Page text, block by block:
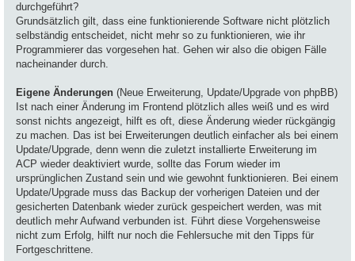
durchgeführt?
Grundsätzlich gilt, dass eine funktionierende Software nicht plötzlich
selbständig entscheidet, nicht mehr so zu funktionieren, wie ihr
Programmierer das vorgesehen hat. Gehen wir also die obigen Fälle
nacheinander durch.
Eigene Änderungen (Neue Erweiterung, Update/Upgrade von phpBB)
Ist nach einer Änderung im Frontend plötzlich alles weiß und es wird
sonst nichts angezeigt, hilft es oft, diese Änderung wieder rückgängig
zu machen. Das ist bei Erweiterungen deutlich einfacher als bei einem
Update/Upgrade, denn wenn die zuletzt installierte Erweiterung im
ACP wieder deaktiviert wurde, sollte das Forum wieder im
ursprünglichen Zustand sein und wie gewohnt funktionieren. Bei einem
Update/Upgrade muss das Backup der vorherigen Dateien und der
gesicherten Datenbank wieder zurück gespeichert werden, was mit
deutlich mehr Aufwand verbunden ist. Führt diese Vorgehensweise
nicht zum Erfolg, hilft nur noch die Fehlersuche mit den Tipps für
Fortgeschrittene.